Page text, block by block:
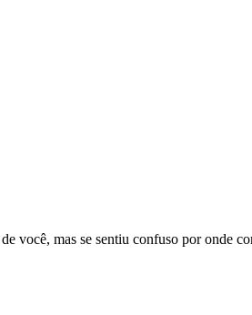
você, mas se sentiu confuso por onde